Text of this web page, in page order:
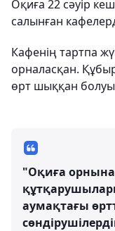
Оқиға 22 сәуір
салынған
Кафенің тартпа
орналасқан.
өрт шыққан болуы
"Оқиға
аумақтағы